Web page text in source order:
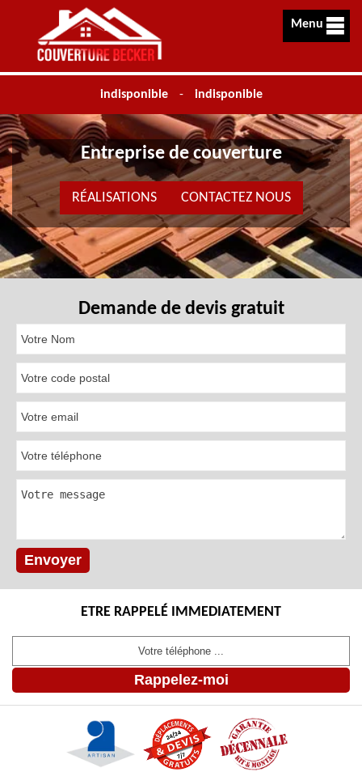
Menu
indisponible - indisponible
Entreprise de couverture
RÉALISATIONS CONTACTEZ NOUS
Demande de devis gratuit
ETRE RAPPELÉ IMMEDIATEMENT